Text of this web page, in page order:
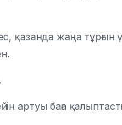
қазанда жаңа тұрғын
артуы баға